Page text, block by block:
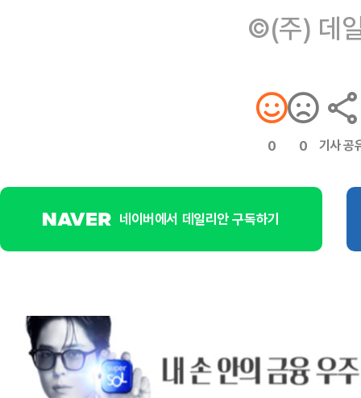
©(주) 데
0 0 기사 공
네이버에서 데일리안 구독하기